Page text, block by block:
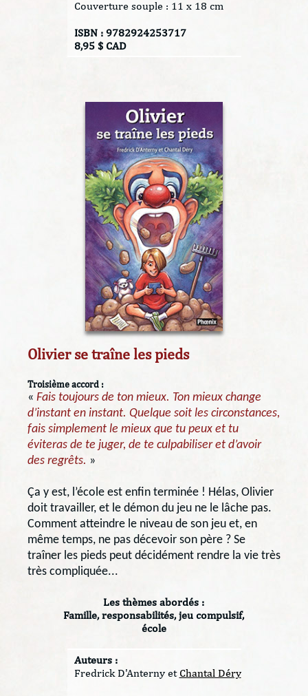
Couverture souple : 11 x 18 cm
ISBN : 9782924253717
8,95 $ CAD
Olivier se traîne les pieds
Troisième accord :
« Fais toujours de ton mieux. Ton mieux change
d’instant en instant. Quelque soit les circonstances,
fais simplement le mieux que tu peux et tu
éviteras de te juger, de te culpabiliser et d’avoir
des regrêts. »
Ça y est, l’école est enfin terminée ! Hélas, Olivier
doit travailler, et le démon du jeu ne le lâche pas.
Comment atteindre le niveau de son jeu et, en
même temps, ne pas décevoir son père ? Se
traîner les pieds peut décidément rendre la vie très
très compliquée...
Les thèmes abordés :
Famille, responsabilités, jeu compulsif,
école
Auteurs :
Fredrick D'Anterny et Chantal Déry